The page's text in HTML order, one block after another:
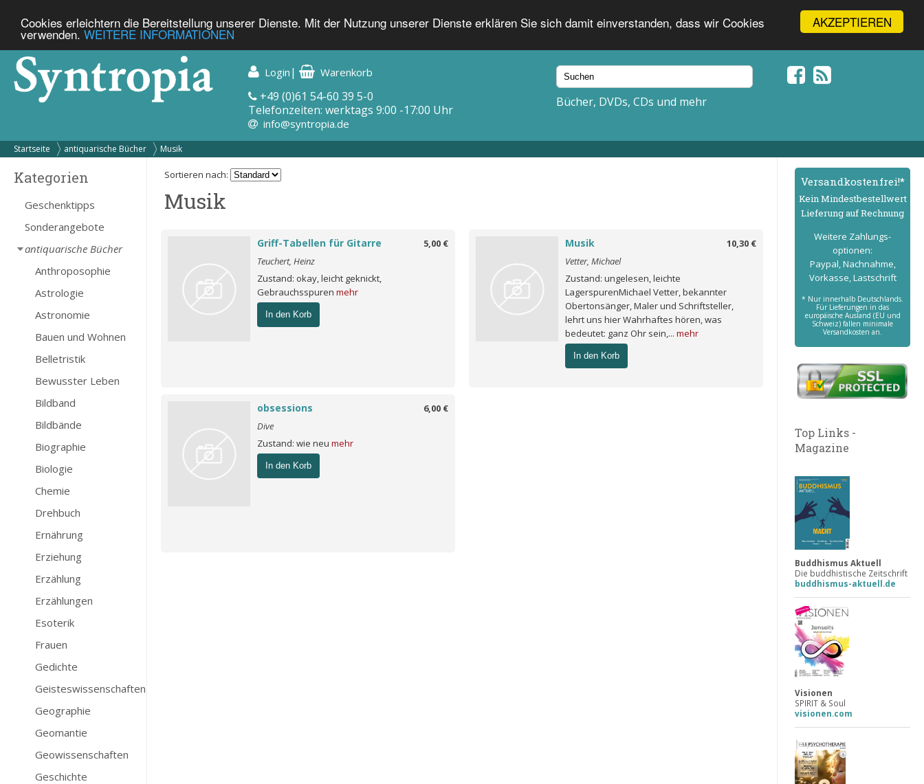
AKZEPTIEREN
Cookies erleichtern die Bereitstellung unserer Dienste. Mit der Nutzung unserer Dienste erklären Sie sich damit einverstanden, dass wir Cookies
verwenden. WEITERE INFORMATIONEN
Login | Warenkorb
+49 (0)61 54-60 39 5-0
Telefonzeiten: werktags 9:00 -17:00 Uhr
info@syntropia.de
Bücher, DVDs, CDs und mehr
Startseite antiquarische Bücher Musik
Kategorien
Geschenktipps
Sonderangebote
antiquarische Bücher
Anthroposophie
Astrologie
Astronomie
Bauen und Wohnen
Belletristik
Bewusster Leben
Bildband
Bildbände
Biographie
Biologie
Chemie
Drehbuch
Ernährung
Erziehung
Erzählung
Erzählungen
Esoterik
Frauen
Gedichte
Geisteswissenschaften
Geographie
Geomantie
Geowissenschaften
Geschichte
Sortieren nach:
Musik
5,00 €
Griff-Tabellen für Gitarre
Teuchert, Heinz
Zustand: okay, leicht geknickt,
Gebrauchsspuren mehr
In den Korb
10,30 €
Musik
Vetter, Michael
Zustand: ungelesen, leichte
LagerspurenMichael Vetter, bekannter
Obertonsänger, Maler und Schriftsteller,
lehrt uns hier Wahrhaftes hören, was
bedeutet: ganz Ohr sein,... mehr
In den Korb
6,00 €
obsessions
Dive
Zustand: wie neu mehr
In den Korb
Versand­kostenfrei!*
Kein Mindest­bestell­wert
Lieferung auf Rechnung
Weitere Zahlungs­
optionen:
Paypal, Nachnahme,
Vorkasse, Lastschrift
* Nur innerhalb Deutschlands.
Für Lieferungen in das
europäische Ausland (EU und
Schweiz) fallen minimale
Versandkosten an.
Top Links -
Magazine
Buddhismus Aktuell
Die buddhistische Zeitschrift
buddhismus-aktuell.de
Visionen
SPIRIT & Soul
visionen.com